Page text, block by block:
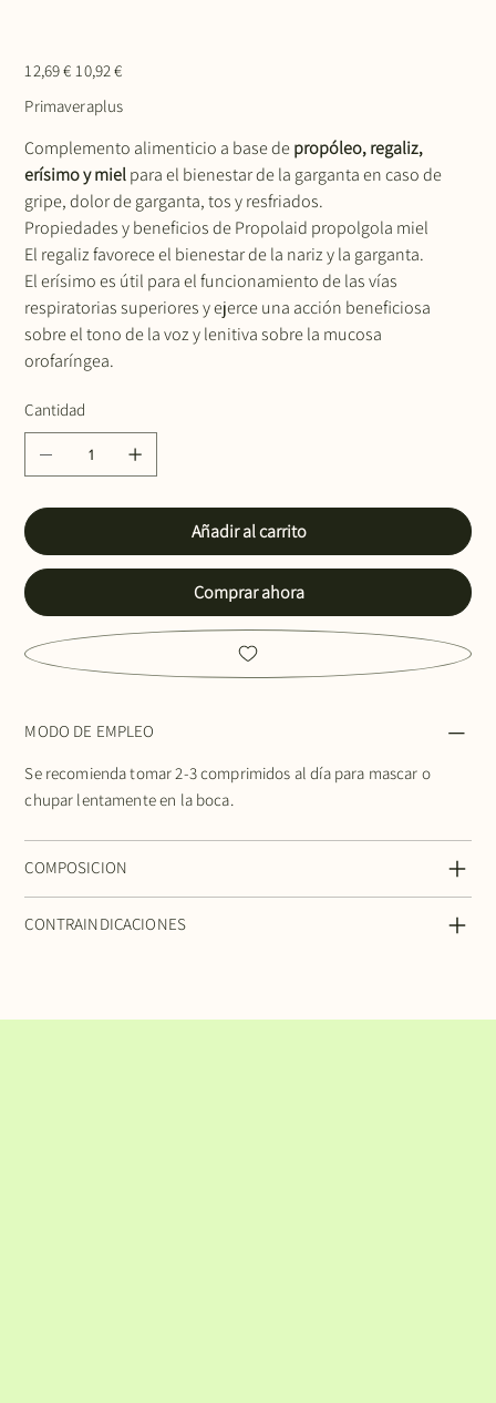
original
12,69 € de
10,92 €
Primaveraplus
Complemento alimenticio a base depropóleo, regaliz,
erísimo y mielpara el bienestar de la garganta en caso de
gripe, dolor de garganta, tos y resfriados.
Propiedades y beneficios de Propolaid propolgola miel
El regaliz favorece el bienestar de la nariz y la garganta.
El erísimo es útil para el funcionamiento de las vías
respiratorias superiores y ejerce una acción beneficiosa
sobre el tono de la voz y lenitiva sobre la mucosa
orofaríngea.
Cantidad
Añadir al carrito
Comprar ahora
MODO DE EMPLEO
Se recomienda tomar 2-3 comprimidos al día para mascar o
chupar lentamente en la boca.
COMPOSICION
CONTRAINDICACIONES